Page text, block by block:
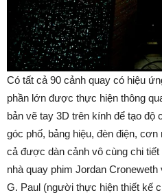
Có tất cả 90 cảnh quay có hiệu
phần lớn được thực hiện thông
bản vẽ tay 3D trên kính để tạo độ
góc phố, bảng hiệu, đèn điện,
cả được dàn cảnh vô cùng chi
nhà quay phim Jordan
G. Paul (người thực hiện thiết kế